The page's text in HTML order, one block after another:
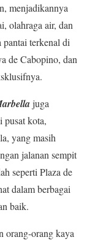
menjadikannya
olahraga air, dan
pantai terkenal di
de Cabopino, dan
juga
pusat kota,
yang masih
jalanan sempit
seperti Plaza de
dalam berbagai
baik.
orang-orang kaya